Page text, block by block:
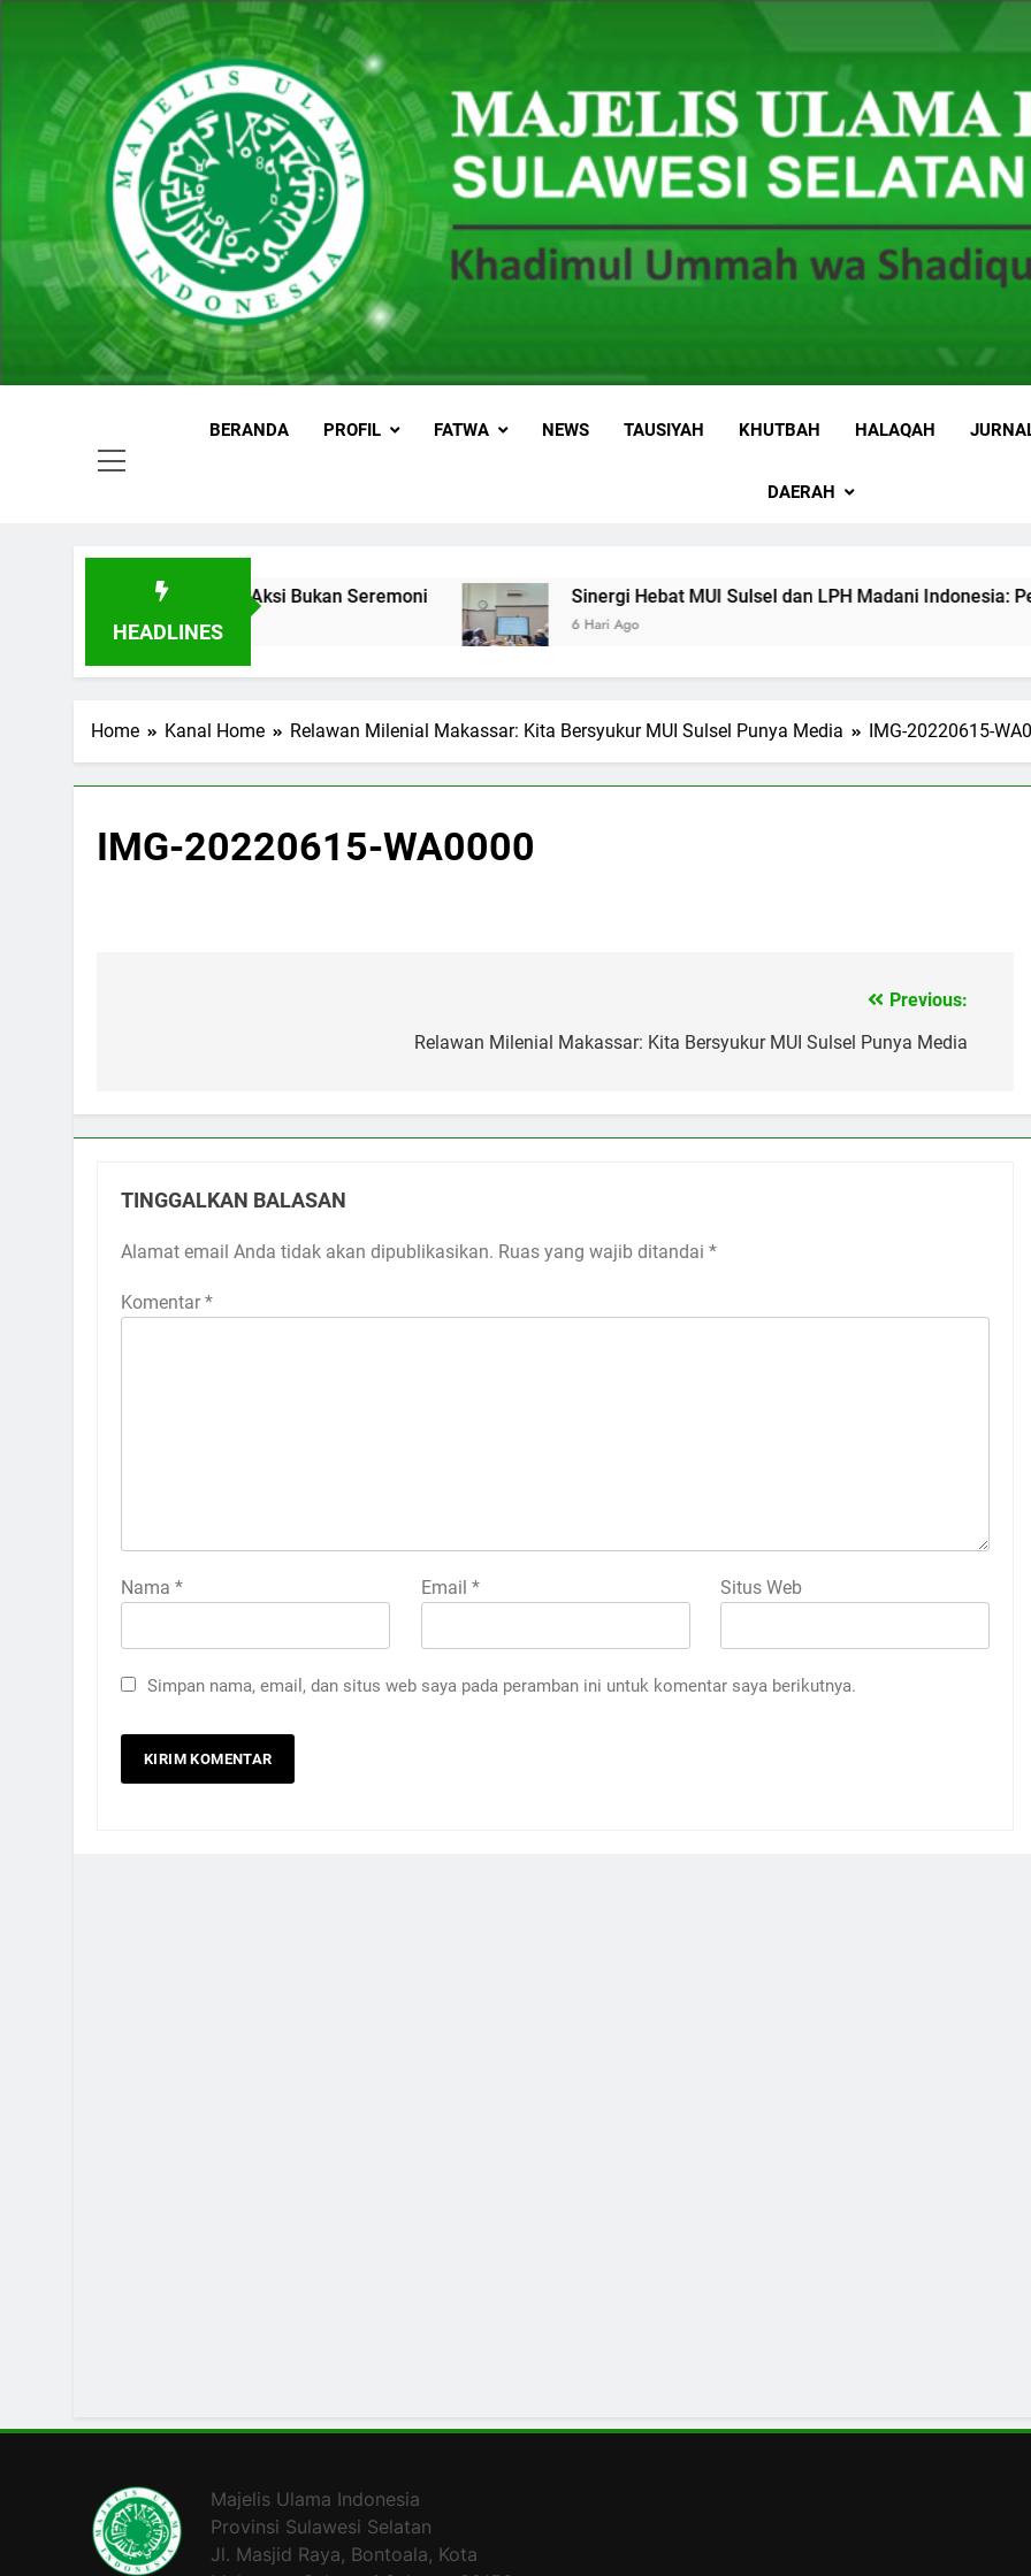
MUI Sulawesi Selatan
BERANDA PROFIL FATWA NEWS TAUSIYAH KHUTBAH HALAQAH
DAERAH
HEADLINES
Toleransi Lewat Aksi Bukan Seremoni Sinergi Hebat MUI Sulsel dan LPH Madani Indonesia: Percepat
6 Hari Ago
Home Kanal Home Relawan Milenial Makassar: Kita Bersyukur MUI Sulsel Punya Media IMG-20220615-
IMG-20220615-WA0000
Previous:
Relawan Milenial Makassar: Kita Bersyukur MUI Sulsel Punya Media
TINGGALKAN BALASAN
Alamat email Anda tidak akan dipublikasikan. Ruas yang wajib ditandai *
Komentar *
Nama * Email * Situs Web
Simpan nama, email, dan situs web saya pada peramban ini untuk komentar saya berikutnya.
Majelis Ulama Indonesia
Provinsi Sulawesi Selatan
Jl. Masjid Raya, Bontoala, Kota